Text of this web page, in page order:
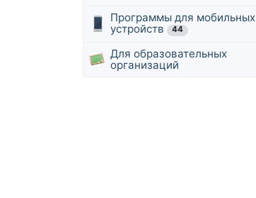
Программы для мобильных
устройств
44
Для образовательных
организаций